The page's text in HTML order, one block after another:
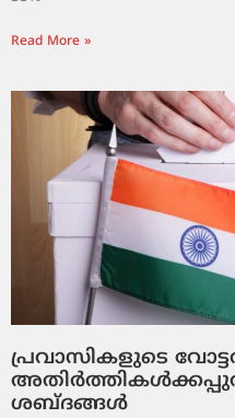
Read More »
പ്രവാസികളുടെ
ശബ്ദങ്ങൾ